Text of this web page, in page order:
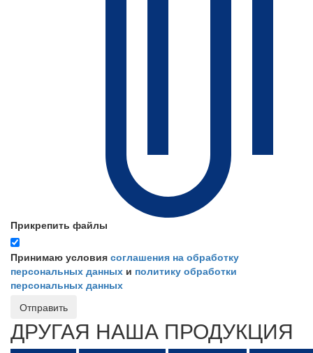
Прикрепить файлы
Принимаю условия соглашения на обработку
персональных данных и политику обработки
персональных данных
Отправить
ДРУГАЯ НАША ПРОДУКЦИЯ